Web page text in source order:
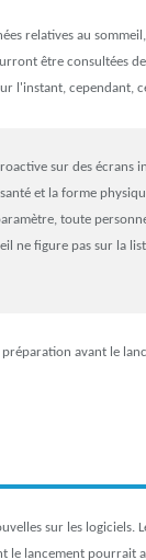
relatives au
être consultées
l'instant, cependant,
sur des écrans
et la forme
toute
ne figure pas sur la
avant le
sur les
le lancement pourrait